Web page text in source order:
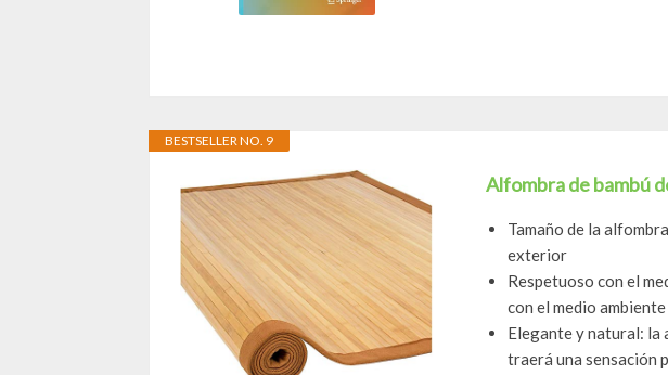
BESTSELLER NO. 9
Alfombra de bambú
Tamaño de la
exterior
Respetuoso con el
con el medio
Elegante y natural: la
traerá una sensación